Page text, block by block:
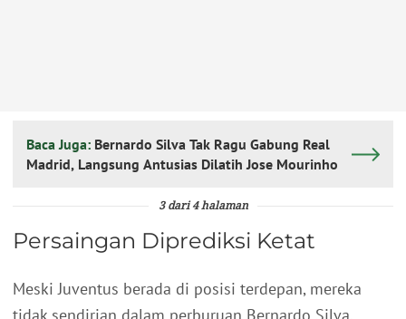
Baca Juga: Bernardo Silva Tak Ragu Gabung Real
Madrid, Langsung Antusias Dilatih Jose Mourinho
3 dari 4 halaman
Persaingan Diprediksi Ketat
Meski Juventus berada di posisi terdepan, mereka